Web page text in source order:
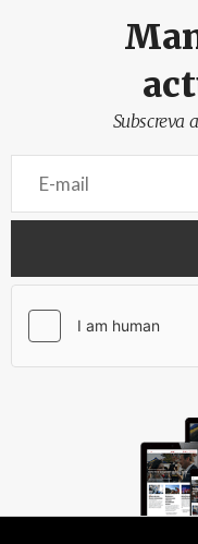
Subscreva